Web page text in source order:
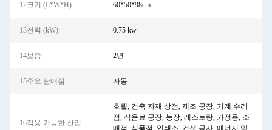
12크기 (L*W*H): 60*50*98cm
13전력 (kW): 0.75 kw
14보증: 2년
15주요 판매점: 자동
16적용 가능한 산업:
호텔, 건축 자재 상점, 제조 공장, 기계 수리
점, 식음료 공장, 농장, 레스토랑, 가정용, 소
매점, 식품점, 인쇄소, 건설 공사, 에너지 및